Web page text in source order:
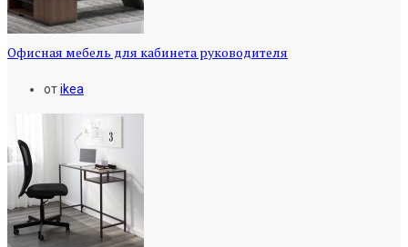
Офисная мебель для кабинета руководителя
отikea